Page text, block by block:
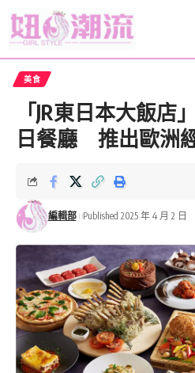
美食
「JR東日本大飯店
日餐廳 推出歐洲
編輯部 Published 2025 年 4 月 2 日